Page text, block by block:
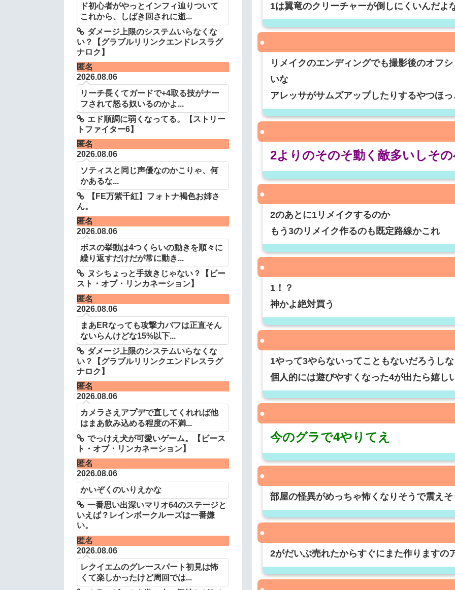
1は翼竜のクリーチャーが倒しにくいんだよ
リメイクのエンディングでも撮影後のオフ
いな
アレッサがサムズアップしたりするやつほ
2よりのそのそ動く敵多いしそ
2のあとに1リメイクするのか
もう3のリメイク作るのも既定路線かこれ
1！？
神かよ絶対買う
1やって3やらないってこともないだろうし
個人的には遊びやすくなった4が出たら嬉し
今のグラで4やりてえ
部屋の怪異がめっちゃ怖くなりそうで震えそ
2がだいぶ売れたからすぐにまた作りますの
ド初心者がやっとインフィ辿りついて
これから、しばき回されに逝...
ダメージ上限のシステムいらなくな
い？【グラブルリリンクエンドレスラグ
ナロク】
匿名
2026.08.06
リーチ長くてガードで+4取る技がナー
フされて怒る奴いるのかよ...
エド順調に弱くなってる。【ストリー
トファイター6】
匿名
2026.08.06
ソティスと同じ声優なのかこりゃ、何
かあるな...
【FE万紫千紅】フォトナ褐色お姉さ
ん。
匿名
2026.08.06
ボスの挙動は4つくらいの動きを順々に
繰り返すだけだが常に動き...
ヌシちょっと手抜きじゃない？【ビー
スト・オブ・リンカネーション】
匿名
2026.08.06
まあERなっても攻撃力バフは正直そん
ないらんけどな15%以下...
ダメージ上限のシステムいらなくな
い？【グラブルリリンクエンドレスラグ
ナロク】
匿名
2026.08.06
カメラさえアプデで直してくれれば他
はまあ飲み込める程度の不満...
でっけえ犬が可愛いゲーム。【ビース
ト・オブ・リンカネーション】
匿名
2026.08.06
かいぞくのいりえかな
一番思い出深いマリオ64のステージと
いえば？レインボークルーズは一番嫌
い。
匿名
2026.08.06
レクイエムのグレースパート初見は怖
くて楽しかったけど周回では...